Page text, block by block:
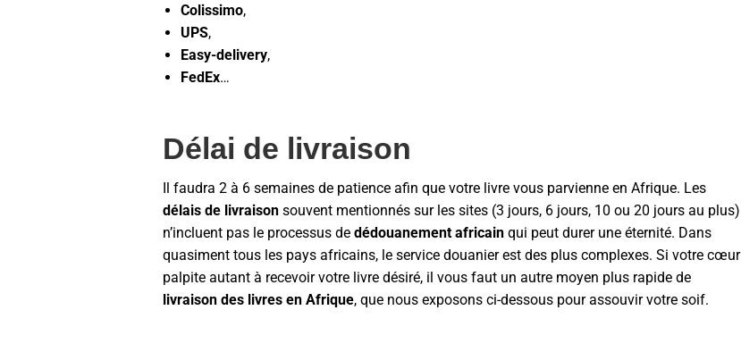
Colissimo,
UPS,
Easy-delivery,
FedEx…
Délai de livraison
Il faudra 2 à 6 semaines de patience afin que votre livre vous parvienne en Afrique. Les
délais de livraison souvent mentionnés sur les sites (3 jours, 6 jours, 10 ou 20 jours au plus)
n’incluent pas le processus de dédouanement africain qui peut durer une éternité. Dans
quasiment tous les pays africains, le service douanier est des plus complexes. Si votre cœur
palpite autant à recevoir votre livre désiré, il vous faut un autre moyen plus rapide de
livraison des livres en Afrique, que nous exposons ci-dessous pour assouvir votre soif.